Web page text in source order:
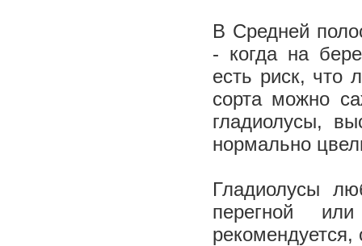
В Средней
- когда на
есть риск, что
сорта можно
гладиолусы,
нормально
Гладиолусы
перегной